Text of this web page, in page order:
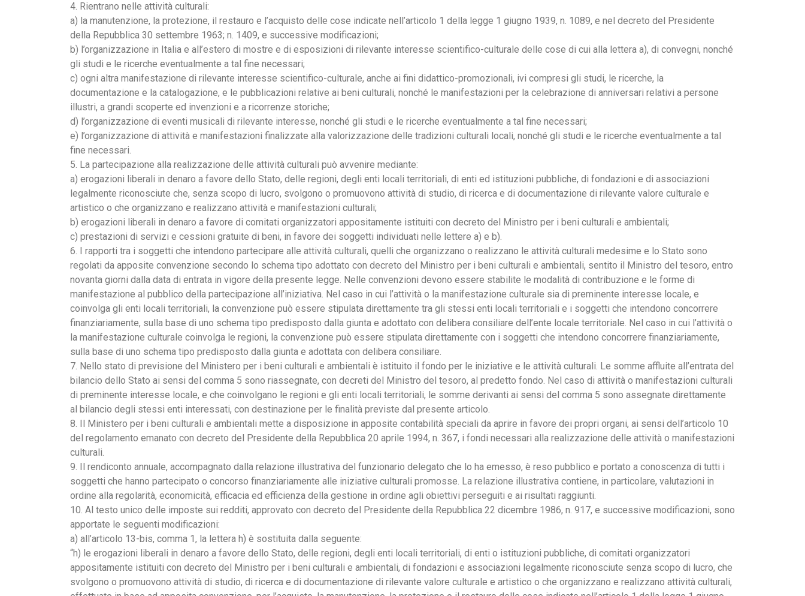
4. Rientrano nelle attività culturali:
a) la manutenzione, la protezione, il restauro e l’acquisto delle cose indicate nell’articolo 1 della legge 1 giugno 1939, n. 1089, e nel decreto del Presidente
della Repubblica 30 settembre 1963; n. 1409, e successive modificazioni;
b) l’organizzazione in Italia e all’estero di mostre e di esposizioni di rilevante interesse scientifico-culturale delle cose di cui alla lettera a), di convegni, nonché
gli studi e le ricerche eventualmente a tal fine necessari;
c) ogni altra manifestazione di rilevante interesse scientifico-culturale, anche ai fini didattico-promozionali, ivi compresi gli studi, le ricerche, la
documentazione e la catalogazione, e le pubblicazioni relative ai beni culturali, nonché le manifestazioni per la celebrazione di anniversari relativi a persone
illustri, a grandi scoperte ed invenzioni e a ricorrenze storiche;
d) l’organizzazione di eventi musicali di rilevante interesse, nonché gli studi e le ricerche eventualmente a tal fine necessari;
e) l’organizzazione di attività e manifestazioni finalizzate alla valorizzazione delle tradizioni culturali locali, nonché gli studi e le ricerche eventualmente a tal
fine necessari.
5. La partecipazione alla realizzazione delle attività culturali può avvenire mediante:
a) erogazioni liberali in denaro a favore dello Stato, delle regioni, degli enti locali territoriali, di enti ed istituzioni pubbliche, di fondazioni e di associazioni
legalmente riconosciute che, senza scopo di lucro, svolgono o promuovono attività di studio, di ricerca e di documentazione di rilevante valore culturale e
artistico o che organizzano e realizzano attività e manifestazioni culturali;
b) erogazioni liberali in denaro a favore di comitati organizzatori appositamente istituiti con decreto del Ministro per i beni culturali e ambientali;
c) prestazioni di servizi e cessioni gratuite di beni, in favore dei soggetti individuati nelle lettere a) e b).
6. I rapporti tra i soggetti che intendono partecipare alle attività culturali, quelli che organizzano o realizzano le attività culturali medesime e lo Stato sono
regolati da apposite convenzione secondo lo schema tipo adottato con decreto del Ministro per i beni culturali e ambientali, sentito il Ministro del tesoro, entro
novanta giorni dalla data di entrata in vigore della presente legge. Nelle convenzioni devono essere stabilite le modalità di contribuzione e le forme di
manifestazione al pubblico della partecipazione all’iniziativa. Nel caso in cui l’attività o la manifestazione culturale sia di preminente interesse locale, e
coinvolga gli enti locali territoriali, la convenzione può essere stipulata direttamente tra gli stessi enti locali territoriali e i soggetti che intendono concorrere
finanziariamente, sulla base di uno schema tipo predisposto dalla giunta e adottato con delibera consiliare dell’ente locale territoriale. Nel caso in cui l’attività o
la manifestazione culturale coinvolga le regioni, la convenzione può essere stipulata direttamente con i soggetti che intendono concorrere finanziariamente,
sulla base di uno schema tipo predisposto dalla giunta e adottata con delibera consiliare.
7. Nello stato di previsione del Ministero per i beni culturali e ambientali è istituito il fondo per le iniziative e le attività culturali. Le somme affluite all’entrata del
bilancio dello Stato ai sensi del comma 5 sono riassegnate, con decreti del Ministro del tesoro, al predetto fondo. Nel caso di attività o manifestazioni culturali
di preminente interesse locale, e che coinvolgano le regioni e gli enti locali territoriali, le somme derivanti ai sensi del comma 5 sono assegnate direttamente
al bilancio degli stessi enti interessati, con destinazione per le finalità previste dal presente articolo.
8. Il Ministero per i beni culturali e ambientali mette a disposizione in apposite contabilità speciali da aprire in favore dei propri organi, ai sensi dell’articolo 10
del regolamento emanato con decreto del Presidente della Repubblica 20 aprile 1994, n. 367, i fondi necessari alla realizzazione delle attività o manifestazioni
culturali.
9. Il rendiconto annuale, accompagnato dalla relazione illustrativa del funzionario delegato che lo ha emesso, è reso pubblico e portato a conoscenza di tutti i
soggetti che hanno partecipato o concorso finanziariamente alle iniziative culturali promosse. La relazione illustrativa contiene, in particolare, valutazioni in
ordine alla regolarità, economicità, efficacia ed efficienza della gestione in ordine agli obiettivi perseguiti e ai risultati raggiunti.
10. Al testo unico delle imposte sui redditi, approvato con decreto del Presidente della Repubblica 22 dicembre 1986, n. 917, e successive modificazioni, sono
apportate le seguenti modificazioni:
a) all’articolo 13-bis, comma 1, la lettera h) è sostituita dalla seguente:
“h) le erogazioni liberali in denaro a favore dello Stato, delle regioni, degli enti locali territoriali, di enti o istituzioni pubbliche, di comitati organizzatori
appositamente istituiti con decreto del Ministro per i beni culturali e ambientali, di fondazioni e associazioni legalmente riconosciute senza scopo di lucro, che
svolgono o promuovono attività di studio, di ricerca e di documentazione di rilevante valore culturale e artistico o che organizzano e realizzano attività culturali,